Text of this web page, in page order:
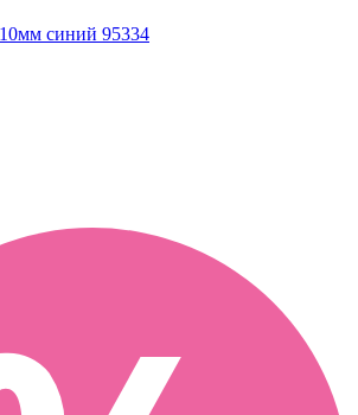
синий 95334